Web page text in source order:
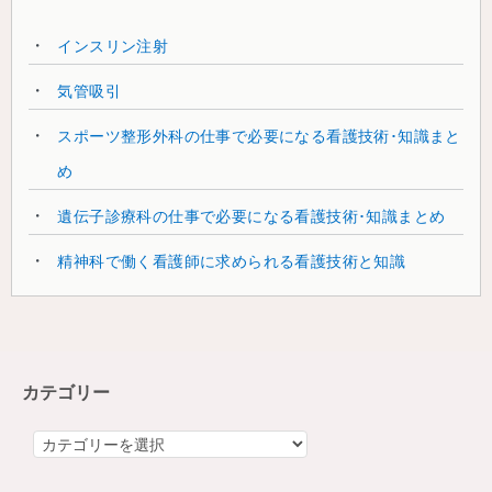
インスリン注射
気管吸引
スポーツ整形外科の仕事で必要になる看護技術･知識まと
め
遺伝子診療科の仕事で必要になる看護技術･知識まとめ
精神科で働く看護師に求められる看護技術と知識
カテゴリー
カ